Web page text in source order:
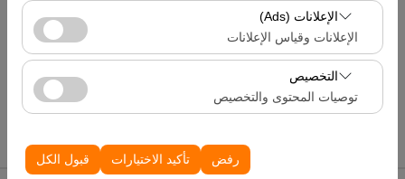
تتيح لنا ملفات تعريف الارتباط هذه تحليل كيفية استخدام موقعنا
(عدد الزوار، الصفحات الأكثر زيارة، سلوك المستخدمين).
تُستخدم هذه البيانات لقياس أداء الموقع وتحسين تجربة
المستخدم بشكل مستمر.
الإعلانات (Ads)
الإعلانات وقياس الإعلانات
تتيح لنا ملفات تعريف الارتباط هذه عرض إعلانات مخصصة
تتناسب مع اهتماماتك وقياس فعالية حملاتنا الإعلانية (عدد مرات
الظهور، معدل النقر).
التخصيص
توصيات المحتوى والتخصيص
تجربتك على المنصة من خلال حفظ إعدادات واجهة المستخدم،
وتفضيلات اللغة، والإعدادات الأخرى.
رفض تأكيد الاختيارات قبول الكل
تاريخ العودة والوقت